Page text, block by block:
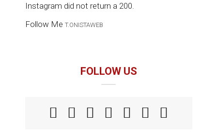
Instagram did not return a 200.
Follow Me T.ONISTAWEB
FOLLOW US